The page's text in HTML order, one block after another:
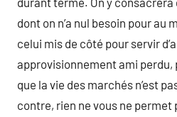
dont on n’a nul besoin pour au
celui mis de côté pour servir
approvisionnement ami perdu,
que la vie des marchés n’est
contre, rien ne vous ne permet